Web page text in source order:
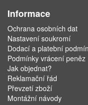
Informace
Ochrana osobních dat
Nastavení soukromí
Dodací a platební
Podmínky vrácení peněz
Jak objednat?
Reklamační řád
Převzetí zboží
Montážní návody